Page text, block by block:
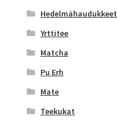
Hedelmähaudukkeet
Yrttitee
Matcha
Pu Erh
Mate
Teekukat